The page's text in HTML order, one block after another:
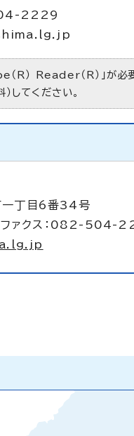
2229
R） Reader（R）」が必
してください。
丁目6番34号
ァクス：082-504-